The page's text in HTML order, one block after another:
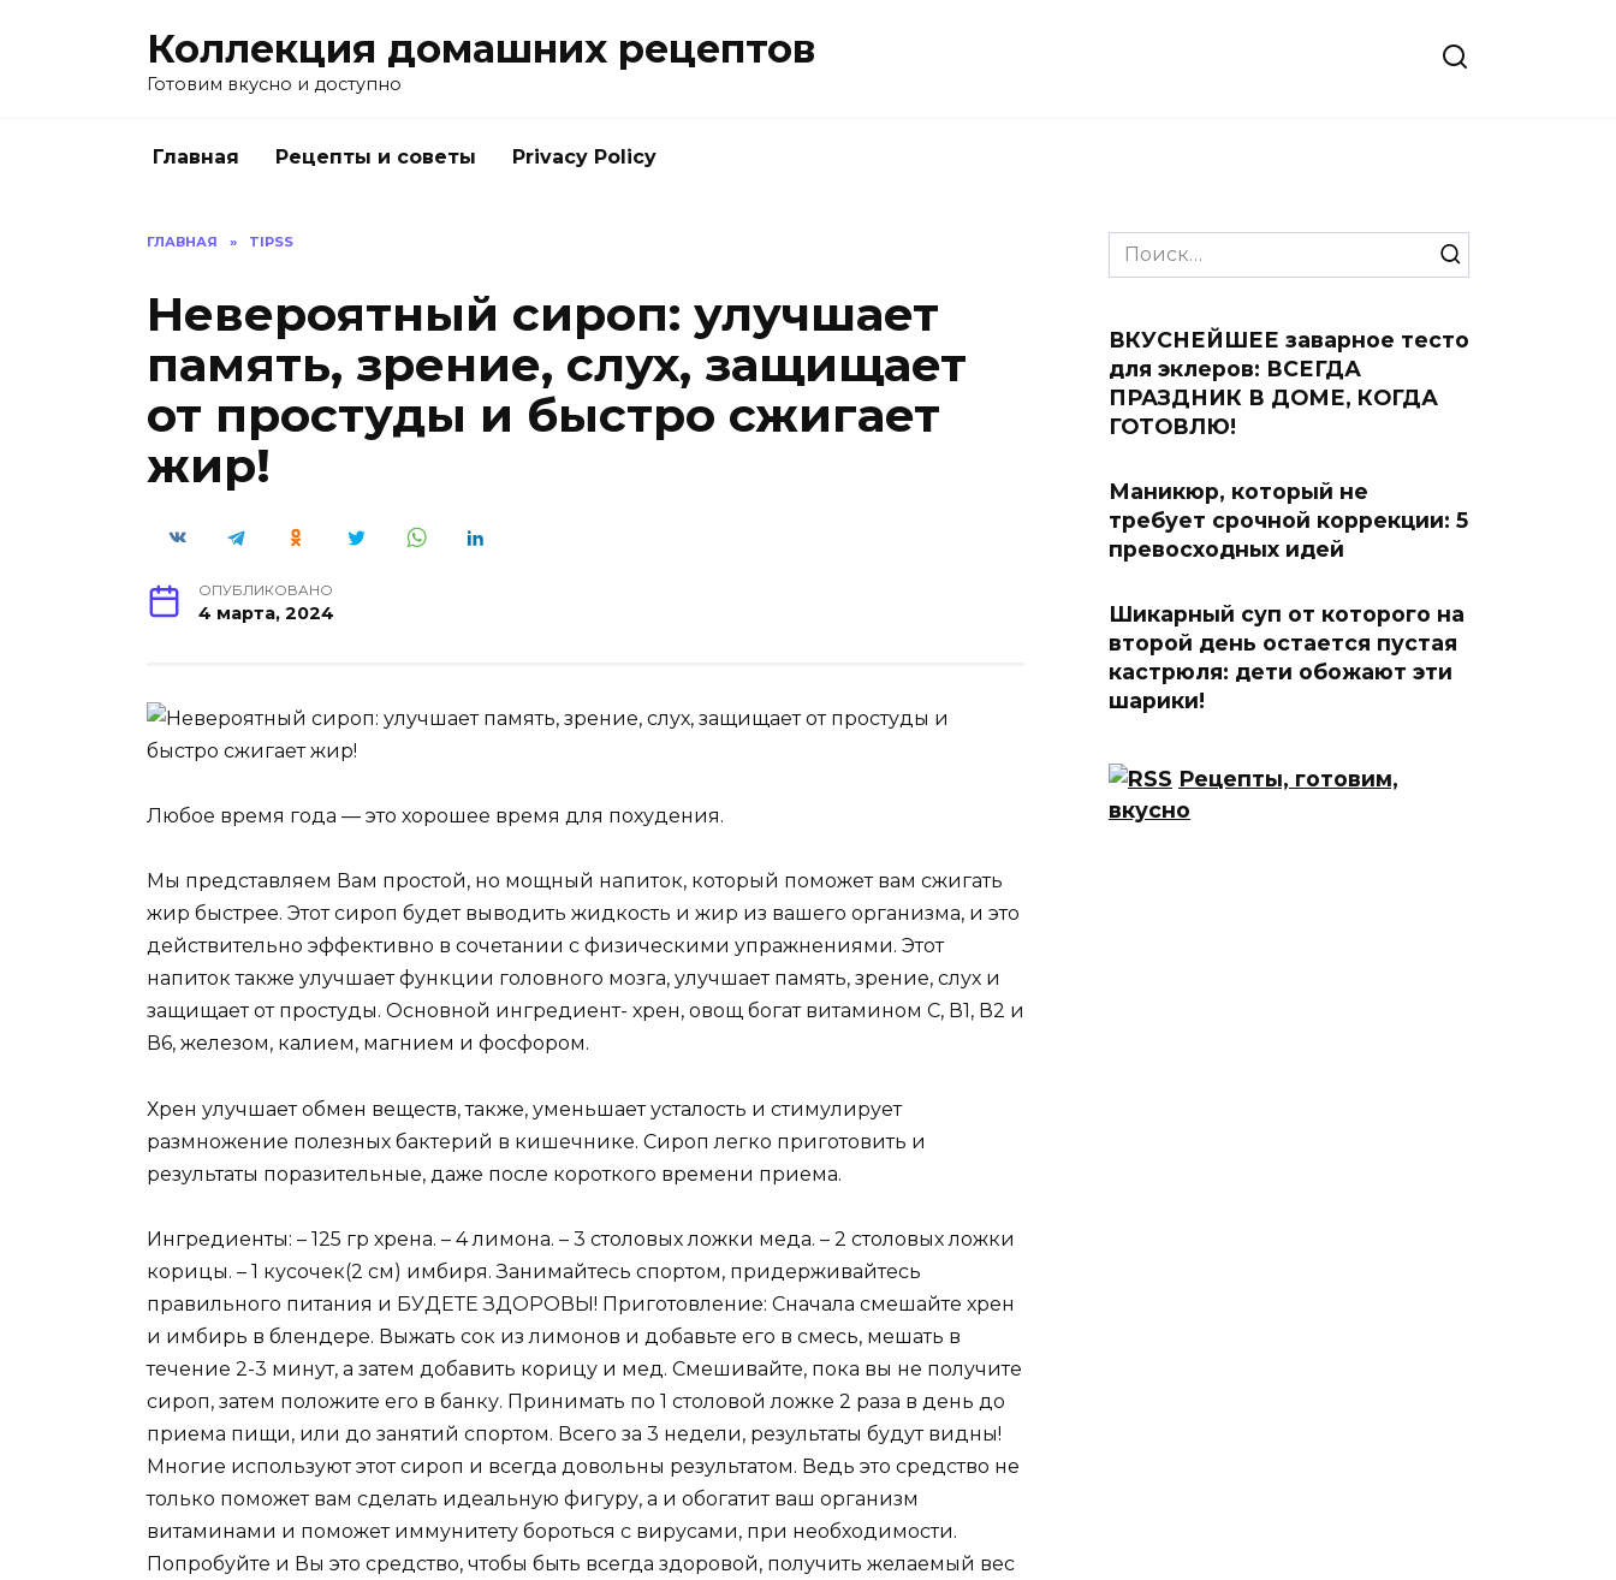
Коллекция домашних рецептов
Готовим вкусно и доступно
Главная Рецепты и советы Privacy Policy
ГЛАВНАЯ » TIPSS
Невероятный сироп: улучшает
память, зрение, слух, защищает
от простуды и быстро сжигает
жир!
ОПУБЛИКОВАНО
4 марта, 2024
Любое время года — это хорошее время для похудения.
Мы представляем Вам простой, но мощный напиток, который поможет вам сжигать
жир быстрее. Этот сироп будет выводить жидкость и жир из вашего организма, и это
действительно эффективно в сочетании с физическими упражнениями. Этот
напиток также улучшает функции головного мозга, улучшает память, зрение, слух и
защищает от простуды. Основной ингредиент- хрен, овощ богат витамином С, В1, В2 и
В6, железом, калием, магнием и фосфором.
Хрен улучшает обмен веществ, также, уменьшает усталость и стимулирует
размножение полезных бактерий в кишечнике. Сироп легко приготовить и
результаты поразительные, даже после короткого времени приема.
Ингредиенты: – 125 гр хрена. – 4 лимона. – 3 столовых ложки меда. – 2 столовых ложки
корицы. – 1 кусочек(2 см) имбиря. Занимайтесь спортом, придерживайтесь
правильного питания и БУДЕТЕ ЗДОРОВЫ! Приготовление: Сначала смешайте хрен
и имбирь в блендере. Выжать сок из лимонов и добавьте его в смесь, мешать в
течение 2-3 минут, а затем добавить корицу и мед. Смешивайте, пока вы не получите
сироп, затем положите его в банку. Принимать по 1 столовой ложке 2 раза в день до
приема пищи, или до занятий спортом. Всего за 3 недели, результаты будут видны!
Многие используют этот сироп и всегда довольны результатом. Ведь это средство не
только поможет вам сделать идеальную фигуру, а и обогатит ваш организм
витаминами и поможет иммунитету бороться с вирусами, при необходимости.
Попробуйте и Вы это средство, чтобы быть всегда здоровой, получить желаемый вес
Search
for:
ВКУСНЕЙШЕЕ заварное тесто
для эклеров: ВСЕГДА
ПРАЗДНИК В ДОМЕ, КОГДА
ГОТОВЛЮ!
Маникюр, который не
требует срочной коррекции: 5
превосходных идей
Шикарный суп от которого на
второй день остается пустая
кастрюля: дети обожают эти
шарики!
Рецепты, готовим,
вкусно